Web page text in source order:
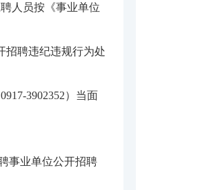
人员按《事业单位
招聘违纪违规行为处
3902352）当面
事业单位公开招聘